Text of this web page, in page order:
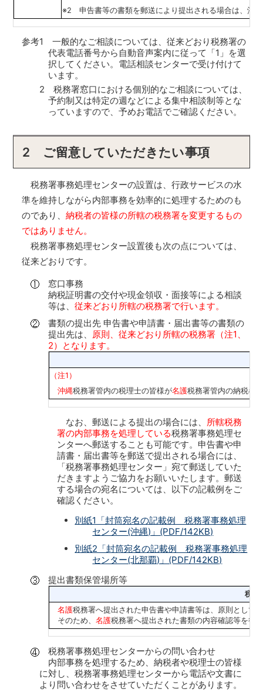
※2 申告書等の書類を郵送により提出される場合は、沖
参考1 一般的なご相談については、従来どおり税務署の
代表電話番号から自動音声案内に従って「1」を選
択してください。電話相談センターで受け付けて
います。
2 税務署窓口における個別的なご相談については、
予約制又は特定の週などによる集中相談制等とな
っていますので、予めお電話でご確認ください。
2 ご留意していただきたい事項
税務署事務処理センターの設置は、行政サービスの水
準を維持しながら内部事務を効率的に処理するためのも
のであり、納税者の皆様の所轄の税務署を変更するもの
ではありません。
税務署事務処理センター設置後も次の点については、
従来どおりです。
窓口事務
納税証明書の交付や現金領収・面接等による相談
等は、従来どおり所轄の税務署で行います。
書類の提出先 申告書や申請書・届出書等の書類の
提出先は、 原則、従来どおり所轄の税務署（注1、
2）となります。
（注1）
沖縄税務署管内の税理士の皆様が名護税務署管内の納税者
なお、郵送による提出の場合には、 所轄税務
署の内部事務を処理している税務署事務処理セ
ンターへ郵送することも可能です。申告書や申
請書・届出書等を郵送で提出される場合には、
「税務署事務処理センター」宛て郵送していた
だきますようご協力をお願いいたします。郵送
する場合の宛名については、以下の記載例をご
確認ください。
別紙1「封筒宛名の記載例 税務署事務処理
センター(沖縄)」(PDF/142KB)
別紙2「封筒宛名の記載例 税務署事務処理
センター(北那覇)」(PDF/142KB)
提出書類保管場所等
税務
名護税務署へ提出された申告書や申請書等は、原則として
そのため、名護税務署へ提出された書類の内容確認等を行
税務署事務処理センターからの問い合わせ
内部事務を処理するため、納税者や税理士の皆様
に対し、税務署事務処理センターから電話や文書に
より問い合わせをさせていただくことがあります。